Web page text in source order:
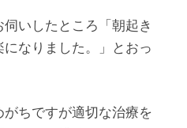
いしたところ「朝起き
なりました。」とおっ
ちですが適切な治療を